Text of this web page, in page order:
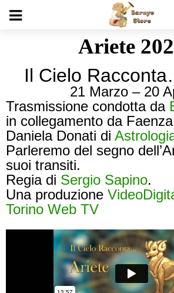
Ariete
Il Cielo
21 Marzo – 20
Trasmissione condotta da
in collegamento da
Daniela Donati di
Parleremo del segno
suoi transiti.
Regia di Sergio Sapino.
Una produzione
Torino Web TV